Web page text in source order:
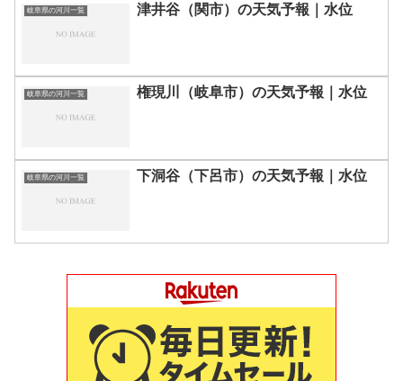
岐阜県の河川一覧 津井谷（関市）の天気予報｜水位
岐阜県の河川一覧 権現川（岐阜市）の天気予報｜水位
岐阜県の河川一覧 下洞谷（下呂市）の天気予報｜水位